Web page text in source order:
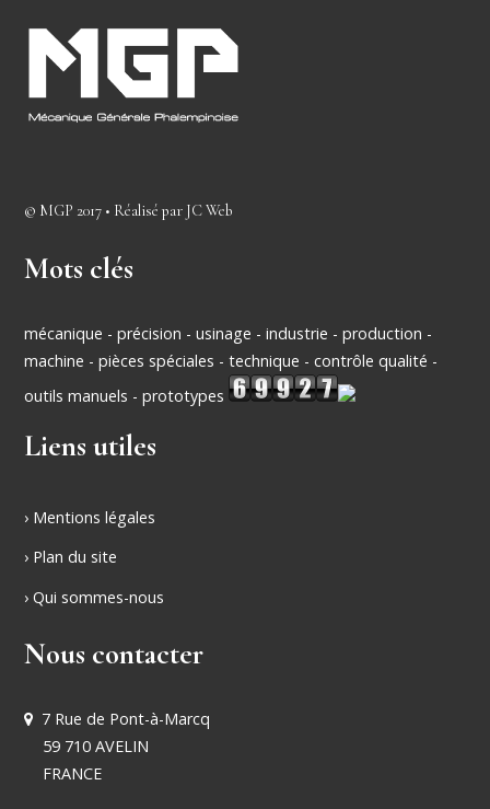
© MGP 2017 • Réalisé par JC Web
Mots clés
mécanique - précision - usinage - industrie - production -
machine - pièces spéciales - technique - contrôle qualité -
outils manuels - prototypes
Liens utiles
› Mentions légales
› Plan du site
› Qui sommes-nous
Nous contacter
7 Rue de Pont-à-Marcq
59 710 AVELIN
FRANCE